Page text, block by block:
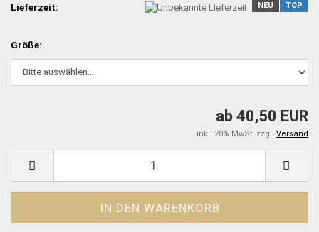
NEU TOP
Lieferzeit:
Größe:
ab 40,50 EUR
inkl. 20% MwSt. zzgl. Versand